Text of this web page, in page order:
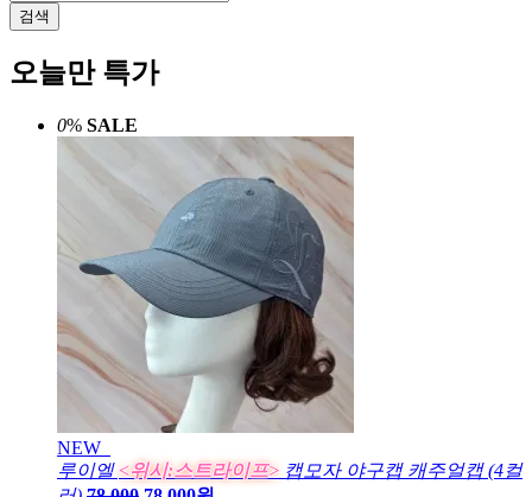
검색
오늘만 특가
0% SALE
NEW
루이엘 <위시:스트라이프> 캡모자 야구캡 캐주얼캡 (4컬